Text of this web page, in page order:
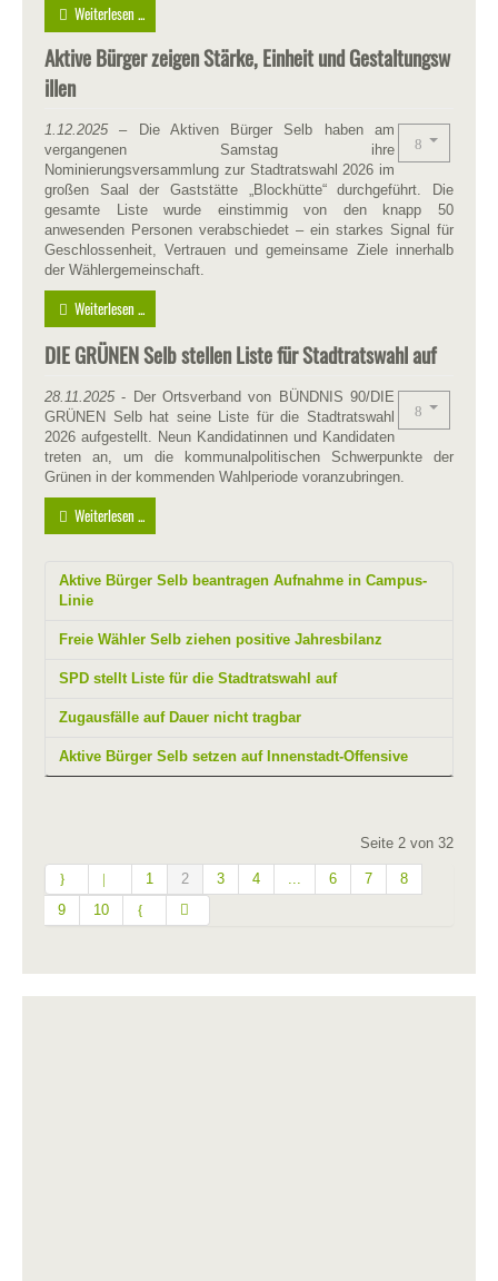
Weiterlesen ...
Aktive Bürger zeigen Stärke, Einheit und Gestaltungsw
illen
1.12.2025 – Die Aktiven Bürger Selb haben am
vergangenen Samstag ihre
Nominierungsversammlung zur Stadtratswahl 2026 im
großen Saal der Gaststätte „Blockhütte“ durchgeführt. Die
gesamte Liste wurde einstimmig von den knapp 50
anwesenden Personen verabschiedet – ein starkes Signal für
Geschlossenheit, Vertrauen und gemeinsame Ziele innerhalb
der Wählergemeinschaft.
Weiterlesen ...
DIE GRÜNEN Selb stellen Liste für Stadtratswahl auf
28.11.2025 - Der Ortsverband von BÜNDNIS 90/DIE
GRÜNEN Selb hat seine Liste für die Stadtratswahl
2026 aufgestellt. Neun Kandidatinnen und Kandidaten
treten an, um die kommunalpolitischen Schwerpunkte der
Grünen in der kommenden Wahlperiode voranzubringen.
Weiterlesen ...
Aktive Bürger Selb beantragen Aufnahme in Campus-
Linie
Freie Wähler Selb ziehen positive Jahresbilanz
SPD stellt Liste für die Stadtratswahl auf
Zugausfälle auf Dauer nicht tragbar
Aktive Bürger Selb setzen auf Innenstadt-Offensive
Seite 2 von 32
1 2 3 4 6 7
8
9
10